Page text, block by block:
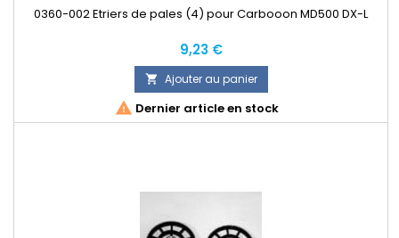
0360-002 Etriers de pales (4) pour Carbooon MD500 DX-L
Prix
9,23 €
 Ajouter au panier
 Dernier article en stock